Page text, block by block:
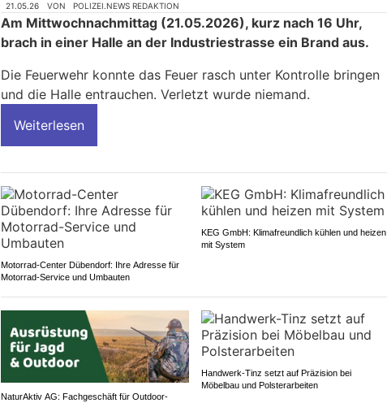
21.05.26 VON POLIZEI.NEWS REDAKTION
Am Mittwochnachmittag (21.05.2026), kurz nach 16 Uhr,
brach in einer Halle an der Industriestrasse ein Brand aus.
Die Feuerwehr konnte das Feuer rasch unter Kontrolle bringen
und die Halle entrauchen. Verletzt wurde niemand.
Weiterlesen
Motorrad-Center Dübendorf: Ihre Adresse für
Motorrad-Service und Umbauten
KEG GmbH: Klimafreundlich kühlen und heizen
mit System
NaturAktiv AG: Fachgeschäft für Outdoor-
Handwerk-Tinz setzt auf Präzision bei
Möbelbau und Polsterarbeiten